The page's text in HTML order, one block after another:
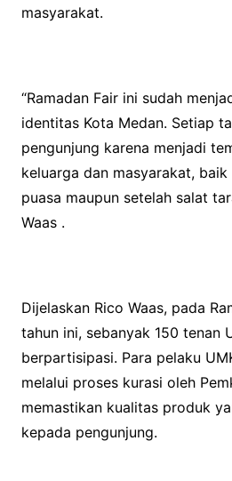
masyarakat.
“Ramadan Fair ini sudah
identitas Kota Medan. Setiap
pengunjung karena menjadi
keluarga dan masyarakat,
puasa maupun setelah salat
Waas .
Dijelaskan Rico Waas, pada
tahun ini, sebanyak 150 tenan
berpartisipasi. Para pelaku
melalui proses kurasi oleh
memastikan kualitas produk
kepada pengunjung.